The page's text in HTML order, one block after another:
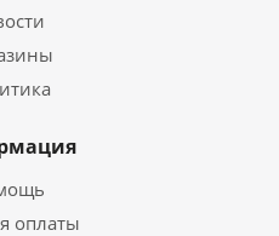
оплаты